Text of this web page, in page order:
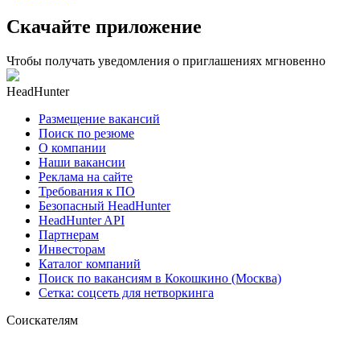
Скачайте приложение
Чтобы получать уведомления о приглашениях мгновенно
HeadHunter
Размещение вакансий
Поиск по резюме
О компании
Наши вакансии
Реклама на сайте
Требования к ПО
Безопасный HeadHunter
HeadHunter API
Партнерам
Инвесторам
Каталог компаний
Поиск по вакансиям в Кокошкино (Москва)
Сетка: соцсеть для нетворкинга
Соискателям